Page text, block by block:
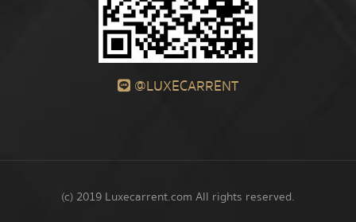
@LUXECARRENT
(c) 2019 Luxecarrent.com All rights reserved.